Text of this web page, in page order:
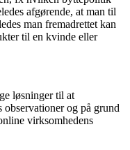
afgørende, at man til
man fremadrettet kan
til en kvinde eller
løsninger til at
observationer og på grund
virksomhedens